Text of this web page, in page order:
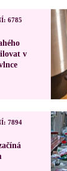
6785
v
7894